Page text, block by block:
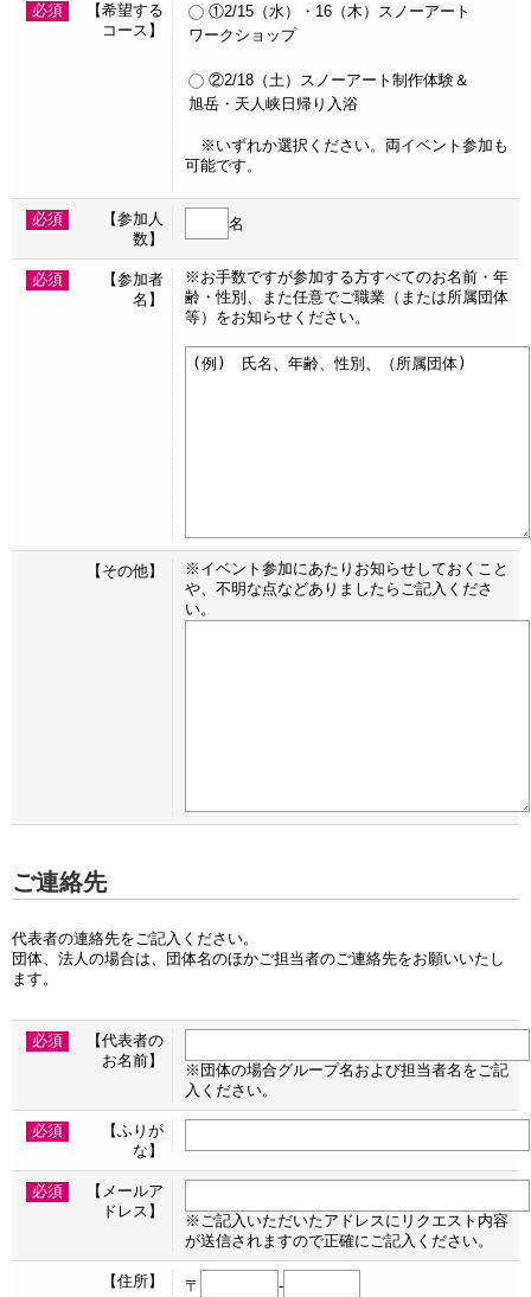
必須
【希望する
コース】
①2/15（水）・16（木）スノーアート
ワークショップ
②2/18（土）スノーアート制作体験＆
旭岳・天人峡日帰り入浴
※いずれか選択ください。両イベント参加も
可能です。
必須
【参加人
数】
名
必須
【参加者
名】
※お手数ですが参加する方すべてのお名前・年
齢・性別、また任意でご職業（または所属団体
等）をお知らせください。
【その他】
※イベント参加にあたりお知らせしておくこと
や、不明な点などありましたらご記入くださ
い。
ご連絡先
代表者の連絡先をご記入ください。
団体、法人の場合は、団体名のほかご担当者のご連絡先をお願いいたし
ます。
必須
【代表者の
お名前】
※団体の場合グループ名および担当者名をご記
入ください。
必須
【ふりが
な】
必須
【メールア
ドレス】
※ご記入いただいたアドレスにリクエスト内容
が送信されますので正確にご記入ください。
【住所】 〒 -